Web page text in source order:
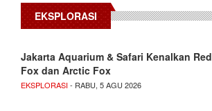
EKSPLORASI
Jakarta Aquarium & Safari Kenalkan Red
Fox dan Arctic Fox
EKSPLORASI- RABU, 5 AGU 2026